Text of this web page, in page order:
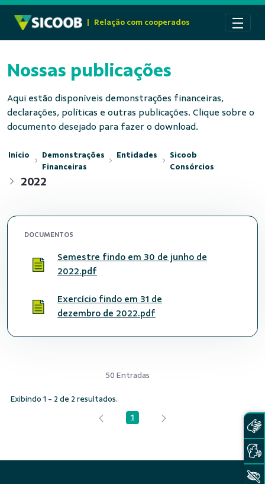
Relação com cooperados
Nossas publicações
Aqui estão disponíveis demonstrações financeiras,
declarações, políticas e outras publicações. Clique sobre o
documento desejado para fazer o download.
Início
Demonstrações
Financeiras
Entidades
Sicoob
Consórcios
2022
DOCUMENTOS
Semestre findo em 30 de junho de
2022.pdf
Exercício findo em 31 de
dezembro de 2022.pdf
50 Entradas
Exibindo 1 - 2 de 2 resultados.
Página
1